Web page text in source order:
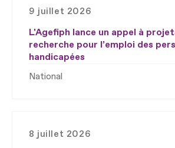
9 juillet 2026
L'Agefiph lance un appel à
recherche pour l’emploi des
handicapées
National
8 juillet 2026